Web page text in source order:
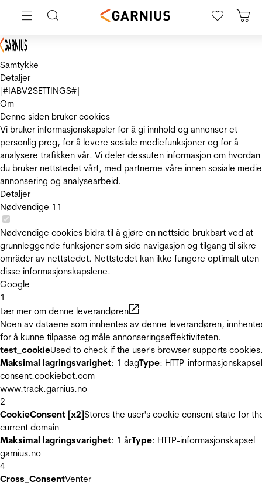
Samtykke
Detaljer
[#IABV2SETTINGS#]
Om
Denne siden bruker cookies
Vi bruker informasjonskapsler for å gi innhold og annonser et
personlig preg, for å levere sosiale mediefunksjoner og for å
analysere trafikken vår. Vi deler dessuten informasjon om hvordan
du bruker nettstedet vårt, med partnerne våre innen sosiale
annonsering og analysearbeid.
Detaljer
Nødvendige 11
Nødvendige cookies bidra til å gjøre en nettside brukbart ved at
grunnleggende funksjoner som side navigasjon og tilgang til sikre
områder av nettstedet. Nettstedet kan ikke fungere optimalt uten
disse informasjonskapslene.
Google
1
Lær mer om denne leverandøren
Noen av dataene som innhentes av denne leverandøren,
for å kunne tilpasse og måle annonseringseffektiviteten.
test_cookieUsed to check if the user's browser supports
Maksimal lagringsvarighet: 1 dagType: HTTP-informasjonskapsel
consent.cookiebot.com
www.track.garnius.no
2
CookieConsent [x2]Stores the user's cookie consent state for
current domain
Maksimal lagringsvarighet: 1 årType: HTTP-informasjonskapsel
garnius.no
4
Cross_ConsentVenter